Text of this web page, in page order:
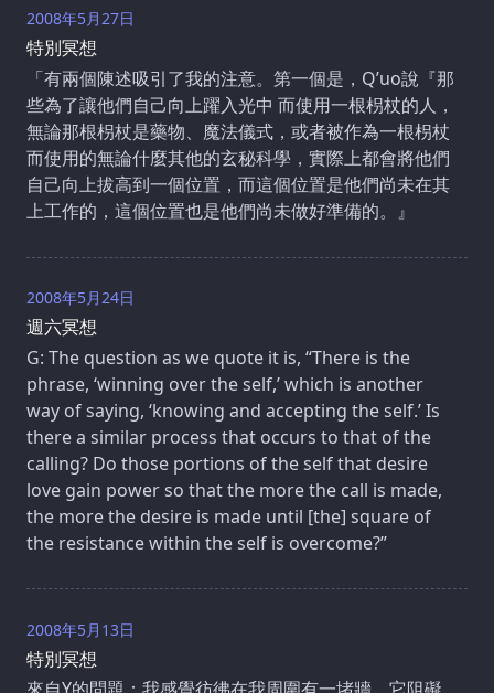
2008年5月27日
特別冥想
「有兩個陳述吸引了我的注意。第一個是，Q’uo說『那
些為了讓他們自己向上躍入光中 而使用一根枴杖的人，
無論那根枴杖是藥物、魔法儀式，或者被作為一根枴杖
而使用的無論什麼其他的玄秘科學，實際上都會將他們
自己向上拔高到一個位置，而這個位置是他們尚未在其
上工作的，這個位置也是他們尚未做好準備的。』
2008年5月24日
週六冥想
G: The question as we quote it is, “There is the
phrase, ‘winning over the self,’ which is another
way of saying, ‘knowing and accepting the self.’ Is
there a similar process that occurs to that of the
calling? Do those portions of the self that desire
love gain power so that the more the call is made,
the more the desire is made until [the] square of
the resistance within the self is overcome?”
2008年5月13日
特別冥想